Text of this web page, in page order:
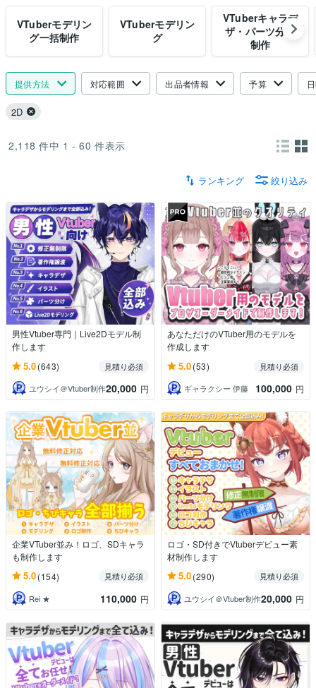
VTuberモデリン
グ一括制作
VTuberモデリン
グ
VTuberキャラデ
ザ・パーツ分け
制作
提供方法 対応範囲 出品者情報 予算
2D
2,118 件中 1 - 60 件表示
ランキング 絞り込み
男性Vtuber専門｜Live2Dモデル制
作します
5.0(643)
見積り必須
ユウシイ＠Vtuber制作20,000 円
あなただけのVTuber用のモデルを
作成します
5.0(53)
見積り必須
ギャラクシー 伊藤
100,000 円
企業VTuber並み！ロゴ、SDキャラ
も制作します
5.0(154)
見積り必須
Rei ★
110,000 円
ロゴ・SD付きでVtuberデビュー素
材制作します
5.0(290)
見積り必須
ユウシイ＠Vtuber制作20,000 円